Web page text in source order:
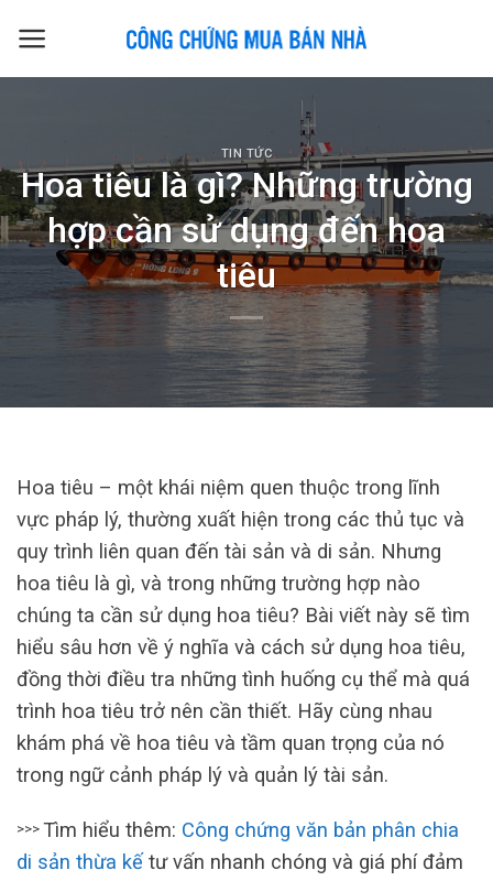
TIN TỨC
Hoa tiêu là gì? Những trường
hợp cần sử dụng đến hoa
tiêu
Hoa tiêu – một khái niệm quen thuộc trong lĩnh
vực pháp lý, thường xuất hiện trong các thủ tục và
quy trình liên quan đến tài sản và di sản. Nhưng
hoa tiêu là gì, và trong những trường hợp nào
chúng ta cần sử dụng hoa tiêu? Bài viết này sẽ tìm
hiểu sâu hơn về ý nghĩa và cách sử dụng hoa tiêu,
đồng thời điều tra những tình huống cụ thể mà quá
trình hoa tiêu trở nên cần thiết. Hãy cùng nhau
khám phá về hoa tiêu và tầm quan trọng của nó
trong ngữ cảnh pháp lý và quản lý tài sản.
>>> Tìm hiểu thêm: Công chứng văn bản phân chia
di sản thừa kế tư vấn nhanh chóng và giá phí đảm